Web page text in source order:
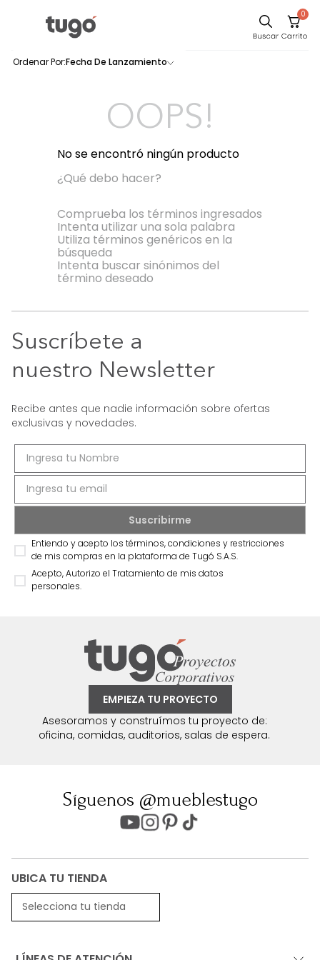
0
Fecha De Lanzamiento
0productos
OOPS!
No se encontró ningún producto
¿Qué debo hacer?
Comprueba los términos ingresados
Intenta utilizar una sola palabra
Utiliza términos genéricos en la
búsqueda
Intenta buscar sinónimos del
término deseado
Suscríbete a
nuestro Newsletter
Recibe antes que nadie información sobre ofertas
exclusivas y novedades.
Entiendo y acepto los términos, condiciones y restricciones
de mis compras en la plataforma de Tugó S.A.S.
Acepto, Autorizo el Tratamiento de mis datos
personales.
EMPIEZA TU PROYECTO
Asesoramos y construímos tu proyecto de:
oficina, comidas, auditorios, salas de espera.
Síguenos @mueblestugo
UBICA TU TIENDA
Selecciona tu tienda
Sofa
Cuadros
Cama
Mesa Centro
Mesa Noche